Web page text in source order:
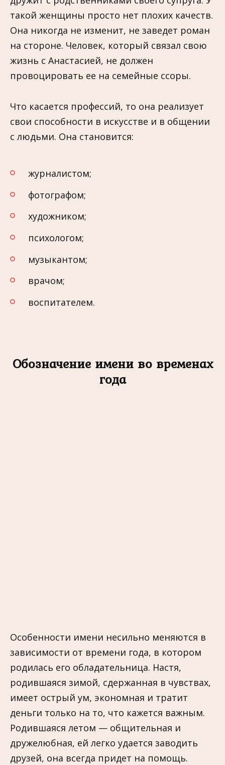
такой женщины просто нет плохих качеств.
Она никогда не изменит, не заведет роман
на стороне. Человек, который связал свою
жизнь с Анастасией, не должен
провоцировать ее на семейные ссоры.
Что касается профессий, то она реализует
свои способности в искусстве и в общении
с людьми. Она становится:
журналистом;
фотографом;
художником;
психологом;
музыкантом;
врачом;
воспитателем.
Обозначение имени во временах
года
Особенности имени несильно меняются в
зависимости от времени года, в котором
родилась его обладательница. Настя,
родившаяся зимой, сдержанная в чувствах,
имеет острый ум, экономная и тратит
деньги только на то, что кажется важным.
Родившаяся летом — общительная и
дружелюбная, ей легко удается заводить
друзей, она всегда придет на помощь.